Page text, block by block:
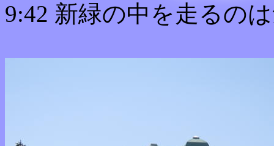
9:42 新緑の中を走るの